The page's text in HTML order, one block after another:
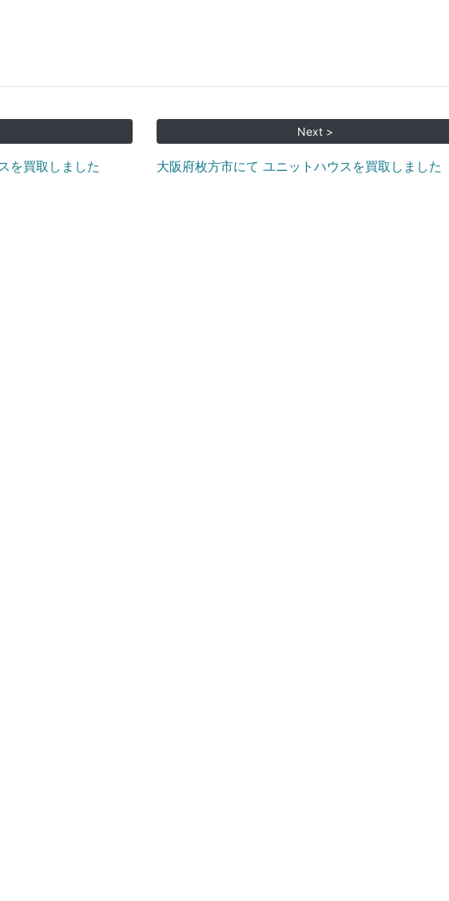
を買取しました
Next >
大阪府枚方市にて ユニットハウスを買取しました